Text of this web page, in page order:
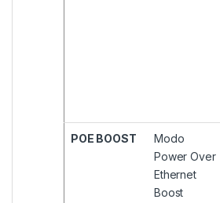
POE BOOST
Modo
Power Over
Ethernet
Boost